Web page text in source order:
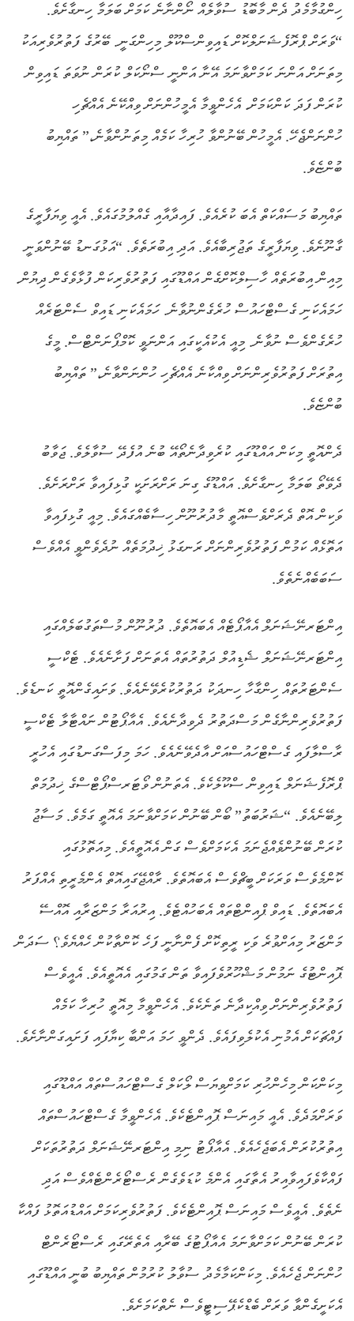
ހިންގުމާމެދު ދެން މާބޮޑު ސުވާލެއް ނޯންނާނެ ކަމަށް ބަލަމާ ހިނގާށެވެ.
“ވަރަށް ޕްރޮފެޝަނަލްކޮށް ޑައިވިންސްކޫލް މިހިންގަނީ. ބޭރުގެ ފަތުރުވެރިއަކު
މިތަނަށް އަންނަ ކަމަށްވާނަމަ އޭނާ އަންނީ ސްނޯކަލް ކުރަން ނުވަތަ ޑައިވިން
ކުރަން ފަދަ ކަންކަމަށް. އެހެންވީމާ އެމީހުންނަށް ވިއްކޭނެ އެއްޗެހި
ހުންނަންޖެހޭ. އެމީހުން ބޭނުންވާ ހުރިހާ ކަމެއް މިތަނުންވާނެ،” ތައްޔިބު
ބުންޏެވެ.
ތައްޔިބު މަސައްކަތް އެބަ ކުރެއެވެ. ފައިދާއާއި ގެއްލުމުގައެވެ. އެއީ ވިޔަފާރީގެ
ގާނޫނެވެ. ވިޔަފާރީގެ ތަޖުރިބާއެވެ. އަދި އިބުރަތެވެ. “އަޅުގަނޑު ބޭނުންވަނީ
މިއިން އިބުރަތެއް ހާސިލްކޮށްގެން އައްޑޫގައި ފަތުރުވެރިކަން ފުޅާވެގެން ދިޔުން.
ހަމައެކަނި ގެސްޓްހައުސް ހުރެގެންނުވާނެ. ހަމައެކަނި ޑައިވް ސެންޓަރެއް
ހުރެގެންވެސް ނުވާނެ. މިއީ އެކުއެކީގައި އަންނަވީ ކޮމްޕޯނަންޓްސް. މީގެ
އިތުރަށް ފަތުރުވެރިންނަށް ވިއްކާނެ އެއްޗެހި ހުންނަންވާނެ،” ތައްޔިބު
ބުންޏެވެ.
ދެންއޮތީ މިކަން އައްޑޫގައި ކުރެވިދާނެތޯއޭ ބުނެ އުފެދޭ ސުވާލެވެ. ޖަވާބު
ދެވޭތޯ ބަލަމާ ހިނގާށެވެ. އައްޑޫގެ ގިނަ ރަށްރަށަކީ ގުޅިފައިވާ ރަށްރަށެވެ.
ވަކިން އޮތް ދެރަށްވެސްއޮތީ މާދުރުނޫން ހިސާބެއްގައެވެ. މިއީ ގުޅިފައިވާ
އަތޮޅެއް ކަމުން ފަތުރުވެރިންނަށް ރަނގަޅު ޚިދުމަތެއް ނުދެވެންވީ އެއްވެސް
ސަބަބެއްނެތެވެ.
އިންޓަރނޭޝަނަލް އެއާޕޯޓެއް އެބައޮތެވެ. ދުރުނޫން މުސްތަގުބަލެއްގައި
އިންޓަރނޭޝަނަލް ޝެޑިއުލް ދަތުރުތައް އެތަނަށް ފަށާނެއެވެ. ޓެކްސީ
ސެންޓަރުތައް ހިންގާހާ ހިނދަކު ދަތުރުކުރެވޭނެއެވެ. ވަށައިގެންއޮތީ ކަނޑެވެ.
ފަތުރުވެރިންނާގެން މަސްދަތުރު ދެވިދާނެއެވެ. އެއާޕޯޓުން ނައްޓާލާ ޓެކްސީ
ރާސްލާފައި ގެސްޓްހައުސްއަށް އާދެވޭނެއެވެ. ހަމަ މިފަސްގަނޑުގައި އެހުރީ
ޕްރޮފެޝަނަލް ޑައިވިން ސްކޫލެކެވެ. އެތަނުން ވޯޓަރސްޕޯޓްސްގެ ޚިދުމަތް
ލިބޭނެއެވެ. “ޝަރުބަތު” ބޯން ބޭނުން ކަމަށްވާނަމަ އެއޮތީ ގަމެވެ. މަސާޖު
ކުރަން ބޭނުންވެއްޖެނަމަ އެކަމަށްވެސް ގަން އެއޮތީއެވެ. މިއަތޮޅުގައި
ކޮންމެވެސް ވަރަކަށް ބީޗްވެސް އެބައޮތެވެ. ރާއްޖޭގައިއޮތް އެންމެރީތި އެއްފަރު
އެބައޮތެވެ. ޑައިވް ޕްއިންޓްތައް އެބަހުއްޓެވެ. އިރުއަރާ މަންޒަރާއި އޮއްސޭ
މަންޒަރު މިއަށްވުރެ ވަކި ރީތިކޮށް ފެންނާނީ ފަހެ ކޮންތާކުން ހެއްޔެވެ؟ ސަދަން
ޕޮއިންޓުގެ ނަމުން މަޝްހޫރުވެފައިވާ ތަން ގަމުގައި އެއޮތީއެވެ. އެއީވެސް
ފަތުރުވެރިންނަށް ވިއްކިދާނެ ތަނެކެވެ. އެހެންވީމާ މިއޮތީ ހުރިހާ ކަމެއް
ފައްޗަކަށް އެމުނި އެކުލެވިފައެވެ. ދެންވީ ހަމަ އަންބާ ކިޔާފައި ފަށައިގަންނާށެވެ.
މިކަންކަން މިހެންހުރި ކަމަށްވިޔަސް ލޯކަލް ގެސްޓްހައުސްތައް އައްޑޫގައި
ވަރަށްމަދެވެ. އެއީ މައިނަސް ޕޮއިންޓެކެވެ. އެހެންވީމާ ގެސްޓްހައުސްތައް
އިތުރުކުރަން އެބަޖެހެއެވެ. އެއާޕޯޓު ނިމި އިންޓަރނޭޝަނަލް ދަތުރުތަކަށް
ފައްކާވެފައިވާއިރު އެތާގައި އެންމެ ކުޑަވެގެން ރެސްޓޯރެންޓެއްވެސް އަދި
ނެތެވެ. އެއީވެސް މައިނަސް ޕޮއިންޓެކެވެ. ފަތުރުވެރިކަމަށް އައްޑުއަތޮޅު ފައްކާ
ކުރަން ބޭނުން ކަމަށްވާނަމަ އެއާޕޯޓުގެ ބޭރާއި އެތެރޭގައި ރެސްޓޯރެންޓް
ހުންނަން ޖެހެއެވެ. މިކަންކަމާމެދު ސުވާލު ކުރުމުން ތައްޔިބު ބުނީ އައްޑޫގައި
އެކަށީގެންވާ ވަރަށް ބެޑްކެޕޭސިޓީވެސް ނެތްކަމަށެވެ.